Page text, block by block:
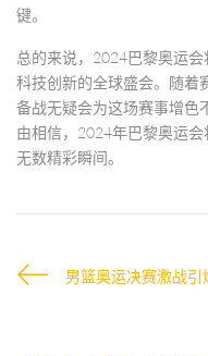
键。
总的来说，2024巴黎奥运
科技创新的全球盛会。随着
备战无疑会为这场赛事增色
由相信，2024年巴黎奥运
无数精彩瞬间。
男篮奥运决赛激战